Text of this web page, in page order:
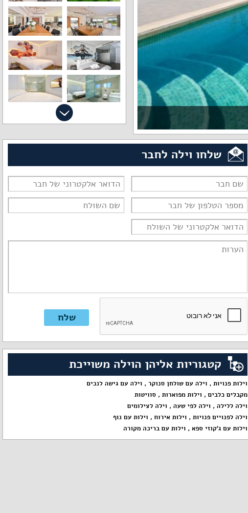
שלחו וילה לחבר
קטגוריות אליהן הוילה משוייכת
וילות פנויות, וילה עם שולחן סנוקר, וילה עם גישה לנכים
מקבלים כלבים, וילות מפוארות, סוויטות
וילה ללילה, וילה לפי שעה, וילה לצילומים
וילה לפנויים פנויות, וילות אירוח, וילות עם נוף
וילות עם ג'קוזי ספא, וילות עם בריכה מקורה